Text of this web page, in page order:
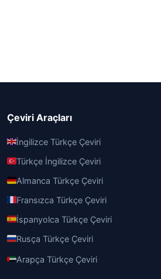
Çeviri Araçları
İngilizce Türkçe Çeviri
Türkçe İngilizce Çeviri
Almanca Türkçe Çeviri
Fransızca Türkçe Çeviri
İspanyolca Türkçe Çeviri
Rusça Türkçe Çeviri
Arapça Türkçe Çeviri